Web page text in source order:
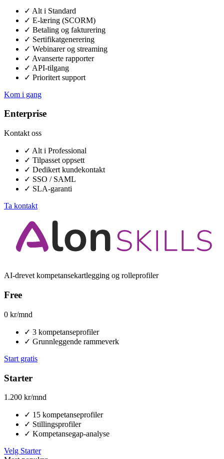
✓ Alt i Standard
✓ E-læring (SCORM)
✓ Betaling og fakturering
✓ Sertifikatgenerering
✓ Webinarer og streaming
✓ Avanserte rapporter
✓ API-tilgang
✓ Prioritert support
Kom i gang
Enterprise
Kontakt oss
✓ Alt i Professional
✓ Tilpasset oppsett
✓ Dedikert kundekontakt
✓ SSO / SAML
✓ SLA-garanti
Ta kontakt
AI-drevet kompetansekartlegging og rolleprofiler
Free
0 kr/mnd
✓ 3 kompetanseprofiler
✓ Grunnleggende rammeverk
Start gratis
Starter
1.200 kr/mnd
✓ 15 kompetanseprofiler
✓ Stillingsprofiler
✓ Kompetansegap-analyse
Velg Starter